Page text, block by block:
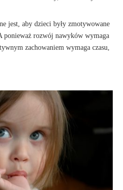
jest, aby dzieci były zmotywowane
ponieważ rozwój nawyków wymaga
zachowaniem wymaga czasu,